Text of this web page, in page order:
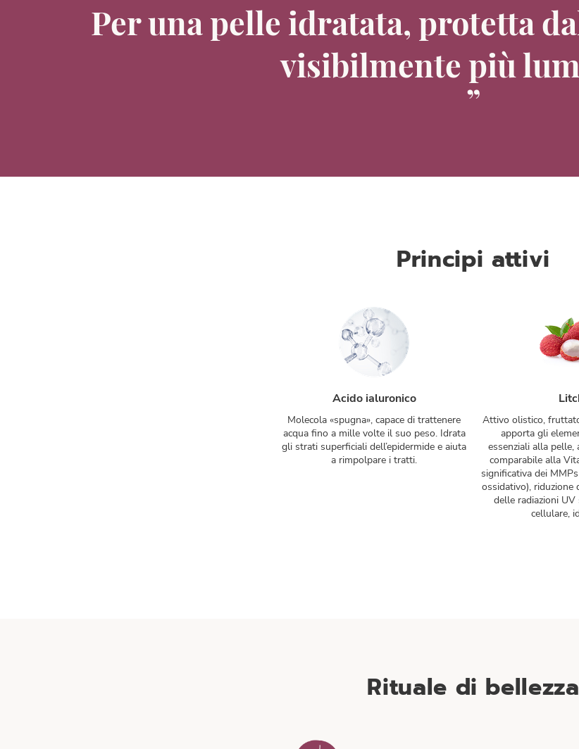
Per una pelle idratata, protetta
visibilmente più
Principi attivi
Acido ialuronico
Molecola «spugna», capace di trattenere
acqua fino a mille volte il suo peso. Idrata
gli strati superficiali dell’epidermide e aiuta
a rimpolpare i tratti.
Attivo olistico,
apporta gli
essenziali alla pelle,
comparabile alla
significativa dei
ossidativo),
delle radiazioni
cellulare,
Rituale di bellezza